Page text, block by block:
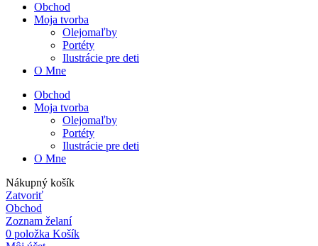
Obchod
Moja tvorba
Olejomaľby
Portéty
Ilustrácie pre deti
O Mne
Obchod
Moja tvorba
Olejomaľby
Portéty
Ilustrácie pre deti
O Mne
Nákupný košík
Zatvoriť
Obchod
Zoznam želaní
0 položka Košík